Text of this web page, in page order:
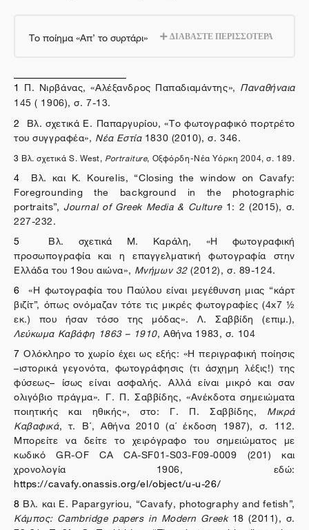
Το ποίημα «Απ’ το συρτάρι» ΔΙΑΒΑΣΤΕ ΠΕΡΙΣΣΟΤΕΡΑ
1 Π. Νιρβάνας, «Αλέξανδρος Παπαδιαμάντης», Παναθήναια
145 ( 1906), σ. 7-13.
2 Βλ. σχετικά Ε. Παπαργυρίου, «Το φωτογραφικό πορτρέτο
του συγγραφέα», Νέα Εστία1830 (2010), σ. 346.
3 Βλ. σχετικά S. West, Portraiture, Οξφόρδη-Νέα Υόρκη 2004, σ. 189.
4 Βλ. και K. Kourelis, “Closing the window on Cavafy:
Foregrounding the background in the photographic
portraits”,Journal of Greek Media & Culture1: 2 (2015), σ.
227-232.
5
Βλ. σχετικά Μ. Καράλη, «Η φωτογραφική
προσωπογραφία και η επαγγελματική φωτογραφία στην
Ελλάδα του 19ου αιώνα», Μνήμων 32(2012), σ. 89-124.
6 «Η φωτογραφία του Παύλου είναι μεγέθυνση μιας “κάρτ
βιζίτ”, όπως ονόμαζαν τότε τις μικρές φωτογραφίες (4x7 ½
εκ.) που ήσαν τόσο της μόδας». Λ. Σαββίδη (επιμ.),
Λεύκωμα Καβάφη 1863 – 1910, Αθήνα 1983, σ. 104
7 Ολόκληρο το χωρίο έχει ως εξής: «Η περιγραφική ποίησις
–ιστορικά γεγονότα, φωτογράφησις (τι άσχημη λέξις!) της
φύσεως– ίσως είναι ασφαλής. Αλλά είναι μικρό και σαν
ολιγόβιο πράγμα». Γ. Π. Σαββίδης, «Ανέκδοτα σημειώματα
ποιητικής και ηθικής», στο: Γ. Π. Σαββίδης, Μικρά
Καβαφικά, τ. Β΄, Αθήνα 2010 (α΄ έκδοση 1987), σ. 112.
Μπορείτε να δείτε το χειρόγραφο του σημειώματος με
κωδικό GR-OF CA CA-SF01-S03-F09-0009 (201) και
χρονολογία 1906, εδώ:
https://cavafy.onassis.org/el/object/u-u-26/
8 Βλ. και E. Papargyriou, “Cavafy, photography and fetish”,
Κάμπος: Cambridge papers in Modern Greek18 (2011), σ.